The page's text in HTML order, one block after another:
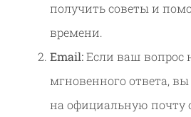
получить советы и
времени.
Email:Если ваш вопрос
мгновенного ответа,
на официальную почту